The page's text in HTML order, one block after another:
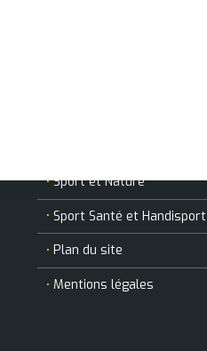
Sport et Nature
Sport Santé et Handisport
Plan du site
Mentions légales